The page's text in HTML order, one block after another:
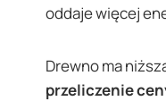
oddaje więcej
Drewno ma
przeliczenie